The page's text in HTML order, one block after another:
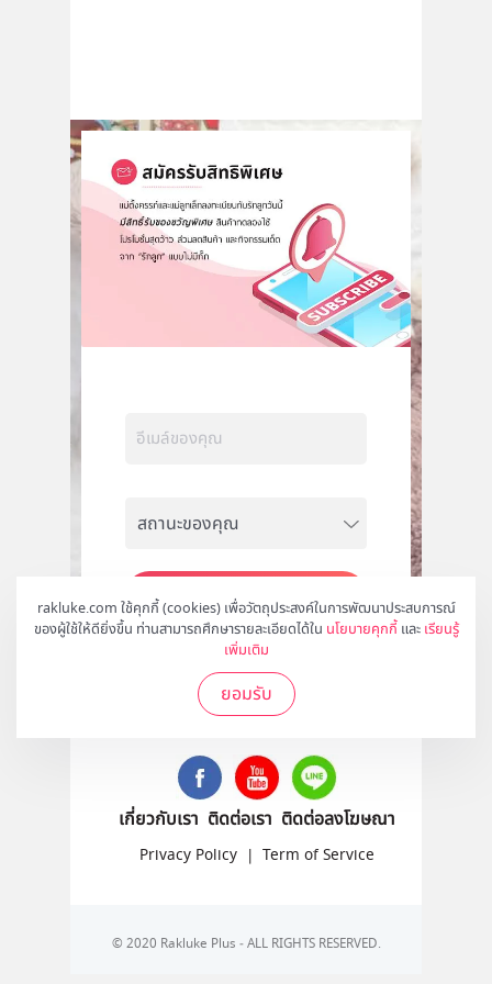
rakluke.com ใช้คุกกี้ (cookies) เพื่อวัตถุประสงค์ในการพัฒนาประสบการณ์
ของผู้ใช้ให้ดียิ่งขึ้น ท่านสามารถศึกษารายละเอียดได้ใน นโยบายคุกกี้ และ เรียนรู้
เพิ่มเติม
ยอมรับ
สมัคร
ติดตามเราได้ที่
เกี่ยวกับเรา ติดต่อเรา ติดต่อลงโฆษณา
Privacy Policy | Term of Service
© 2020 Rakluke Plus - ALL RIGHTS RESERVED.